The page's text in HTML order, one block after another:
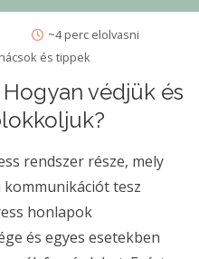
~4 perc elolvasni
és tippek
Hogyan védjük és
rendszer része, mely
tesz
honlapok
és egyes esetekben